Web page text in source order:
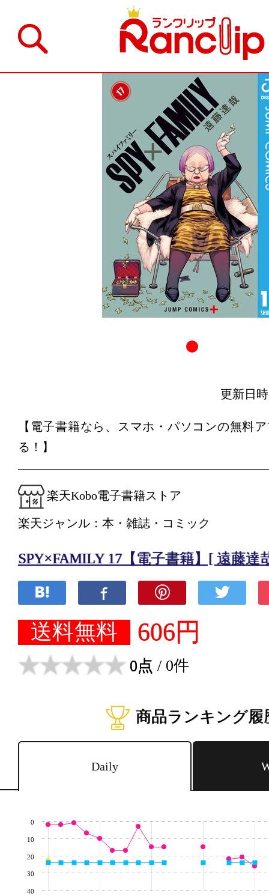
更新日
【電子書籍なら、スマホ・パソコンの無料
る！】
楽天Kobo電子書籍ストア
楽天ジャンル：本・雑誌・コミック
SPY×FAMILY 17【電子書籍】[ 遠藤達
送料無料 606円
0点 / 0件
商品ランキング履
Daily
0
10
20
30
40